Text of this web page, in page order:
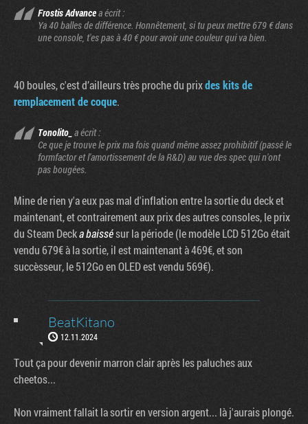
Frostis Advancea écrit :
Ya 40 balles de différence. Honnêtement, si tu peux mettre 679 € dans
une console, t'es pas à 40 € pour avoir une couleur qui va bien.
40 boules, c'est d’ailleurs très proche du prixdes kits de
remplacement de coque.
Tonolito_ a écrit :
Ce que je trouve le prix ma fois quand même assez prohibitif (passé le
formfactor et l'amortissement de la R&D) au vue des spec qui n'ont
pas bougées.
Mine de rien y'a eux pas mal d'inflation entre la sortie du deck et
maintenant, et contrairement aux prix des autres consoles, le prix
du Steam Decka baissésur la période (le modèle LCD 512Go était
vendu 679€ à la sortie, il est maintenant à 469€, et son
succèsseur, le 512Go en OLED est vendu 569€).
BeatKitano
12.11.2024
Tout ça pour devenir marron clair après les paluches aux
cheetos...
Non vraiment fallait la sortir en version argent... là j'aurais plongé.